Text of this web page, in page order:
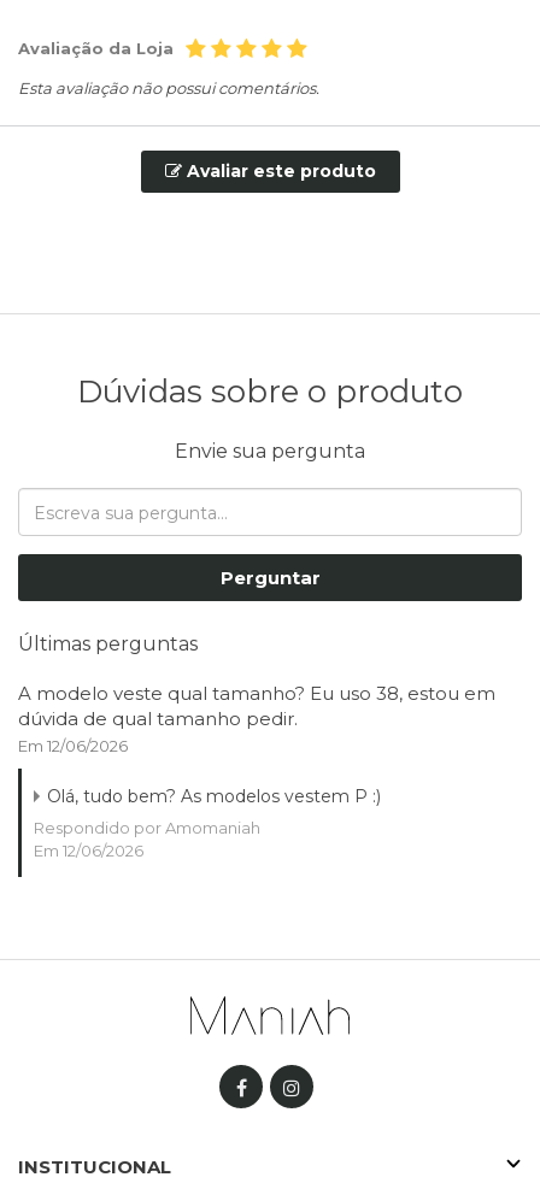
Avaliação da Loja
Esta avaliação não possui comentários.
Avaliar este produto
Dúvidas sobre o produto
Envie sua pergunta
Perguntar
Últimas perguntas
A modelo veste qual tamanho? Eu uso 38, estou em
dúvida de qual tamanho pedir.
Em 12/06/2026
Olá, tudo bem? As modelos vestem P :)
Respondido por Amomaniah
Em 12/06/2026
INSTITUCIONAL